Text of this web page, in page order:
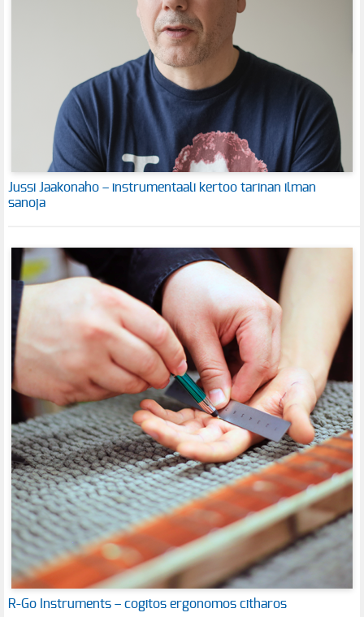
Jussi Jaakonaho – instrumentaali kertoo tarinan ilman
sanoja
R-Go Instruments – cogitos ergonomos citharos